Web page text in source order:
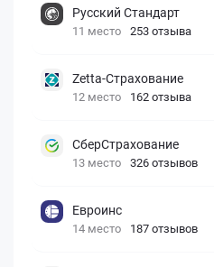
Русский Стандарт
11 место 253 отзыва
Zetta-Страхование
12 место 162 отзыва
СберСтрахование
13 место 326 отзывов
Евроинс
14 место 187 отзывов